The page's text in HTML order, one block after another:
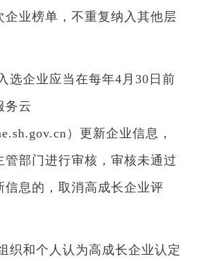
企业榜单，不重复纳入其他层
选企业应当在每年4月30日前
务云
）更新企业信息，
管部门进行审核，审核未通过
信息的，取消高成长企业评
织和个人认为高成长企业认定